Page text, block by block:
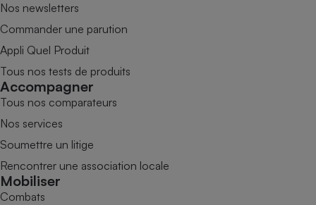
Nos newsletters
Commander une parution
Appli Quel Produit
Tous nos tests de produits
Accompagner
Tous nos comparateurs
Nos services
Soumettre un litige
Rencontrer une association locale
Mobiliser
Combats